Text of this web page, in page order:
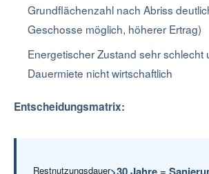
Grundflächenzahl nach Abriss
Geschosse möglich, höherer Ertrag)
Energetischer Zustand sehr schlecht
Dauermiete nicht wirtschaftlich
Entscheidungsmatrix:
Restnutzungsdauer